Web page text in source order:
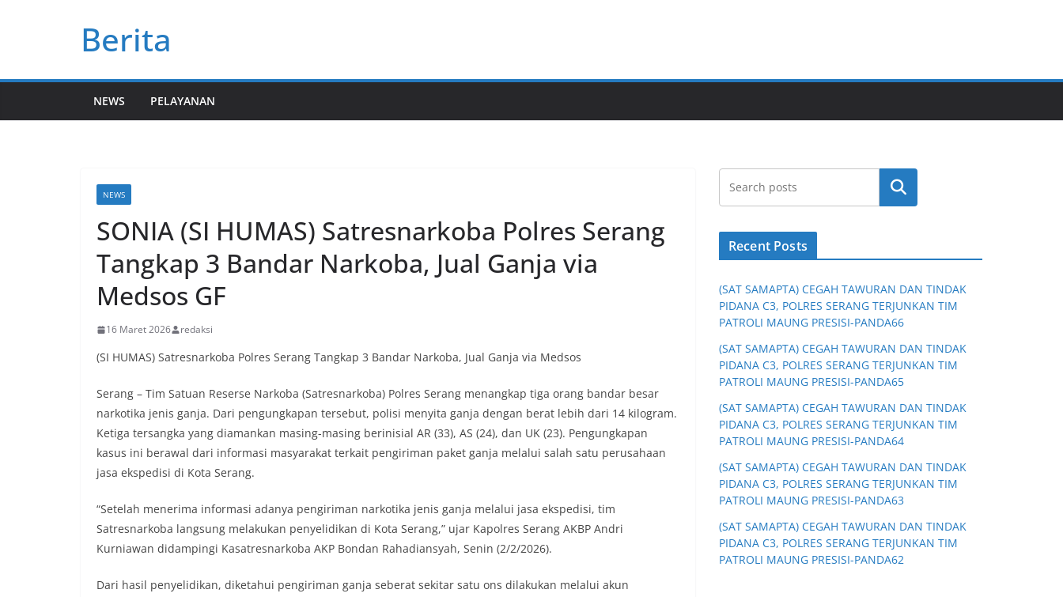
Berita
NEWS PELAYANAN
NEWS
SONIA (SI HUMAS) Satresnarkoba Polres Serang
Tangkap 3 Bandar Narkoba, Jual Ganja via
Medsos GF
16 Maret 2026 redaksi
(SI HUMAS) Satresnarkoba Polres Serang Tangkap 3 Bandar Narkoba, Jual Ganja via Medsos
Serang – Tim Satuan Reserse Narkoba (Satresnarkoba) Polres Serang menangkap tiga orang bandar besar
narkotika jenis ganja. Dari pengungkapan tersebut, polisi menyita ganja dengan berat lebih dari 14 kilogram.
Ketiga tersangka yang diamankan masing-masing berinisial AR (33), AS (24), dan UK (23). Pengungkapan
kasus ini berawal dari informasi masyarakat terkait pengiriman paket ganja melalui salah satu perusahaan
jasa ekspedisi di Kota Serang.
“Setelah menerima informasi adanya pengiriman narkotika jenis ganja melalui jasa ekspedisi, tim
Satresnarkoba langsung melakukan penyelidikan di Kota Serang,” ujar Kapolres Serang AKBP Andri
Kurniawan didampingi Kasatresnarkoba AKP Bondan Rahadiansyah, Senin (2/2/2026).
Dari hasil penyelidikan, diketahui pengiriman ganja seberat sekitar satu ons dilakukan melalui akun
Cari
Recent Posts
(SAT SAMAPTA) CEGAH TAWURAN DAN TINDAK
PIDANA C3, POLRES SERANG TERJUNKAN TIM
PATROLI MAUNG PRESISI-PANDA66
(SAT SAMAPTA) CEGAH TAWURAN DAN TINDAK
PIDANA C3, POLRES SERANG TERJUNKAN TIM
PATROLI MAUNG PRESISI-PANDA65
(SAT SAMAPTA) CEGAH TAWURAN DAN TINDAK
PIDANA C3, POLRES SERANG TERJUNKAN TIM
PATROLI MAUNG PRESISI-PANDA64
(SAT SAMAPTA) CEGAH TAWURAN DAN TINDAK
PIDANA C3, POLRES SERANG TERJUNKAN TIM
PATROLI MAUNG PRESISI-PANDA63
(SAT SAMAPTA) CEGAH TAWURAN DAN TINDAK
PIDANA C3, POLRES SERANG TERJUNKAN TIM
PATROLI MAUNG PRESISI-PANDA62